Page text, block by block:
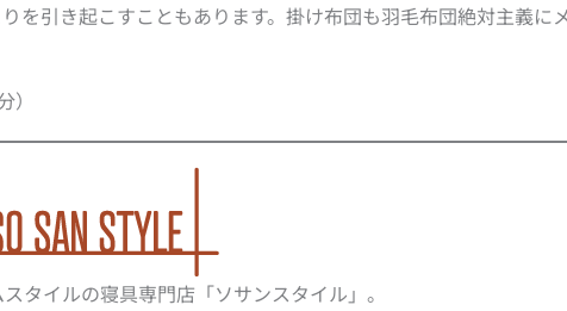
を引き起こすこともあります。掛け布団も羽毛布団絶対主義に
タイルの寝具専門店「ソサンスタイル」。